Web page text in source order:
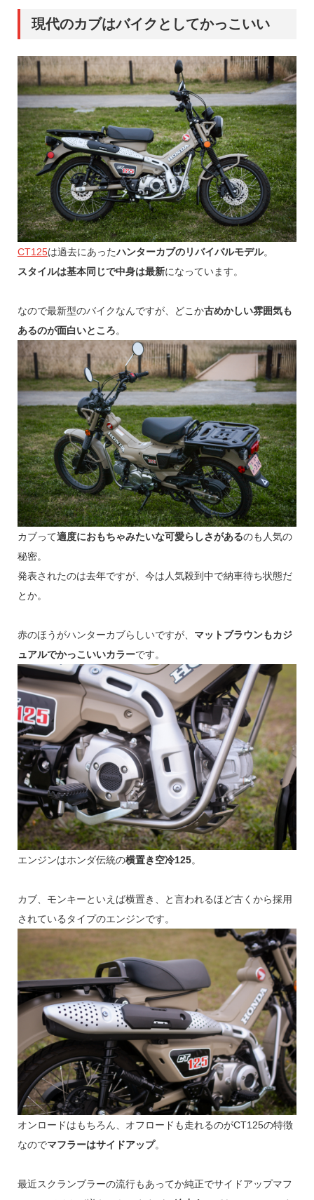
現代のカブはバイクとしてかっこいい
CT125は過去にあったハンターカブのリバイバルモデル。
スタイルは基本同じで中身は最新になっています。
なので最新型のバイクなんですが、どこか古めかしい雰囲気も
あるのが面白いところ。
カブって適度におもちゃみたいな可愛らしさがあるのも人気の
秘密。
発表されたのは去年ですが、今は人気殺到中で納車待ち状態だ
とか。
赤のほうがハンターカブらしいですが、 マットブラウンもカジ
ュアルでかっこいいカラーです。
エンジンはホンダ伝統の横置き空冷125。
カブ、モンキーといえば横置き、と言われるほど古くから採用
されているタイプのエンジンです。
オンロードはもちろん、オフロードも走れるのがCT125の特徴
なのでマフラーはサイドアップ。
最近スクランブラーの流行もあってか純正でサイドアップマフ